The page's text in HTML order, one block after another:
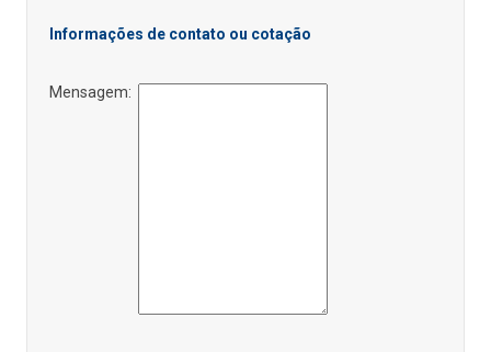
Informações de contato ou cotação
Mensagem: